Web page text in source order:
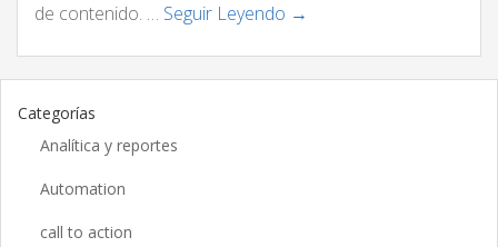
de contenido. … Seguir Leyendo →
Categorías
Analítica y reportes
Automation
call to action